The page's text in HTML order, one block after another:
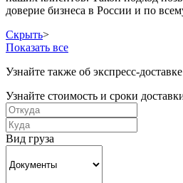
доверие бизнеса в России и по
Скрыть>
Показать все
Узнайте также об экспресс-доставке
Узнайте стоимость и сроки
Вид груза